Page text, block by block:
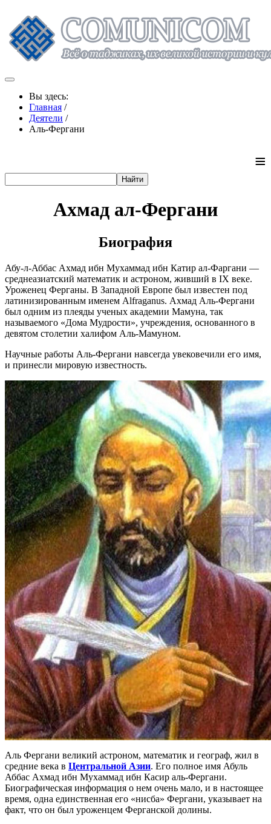
Вы здесь:
Главная /
Деятели /
Аль-Фергани
≡
Ахмад ал-Фергани
Биография
Абу-л-Аббас Ахмад ибн Мухаммад ибн Катир ал-Фаргани —
среднеазиатский математик и астроном, живший в IX веке.
Уроженец Ферганы. В Западной Европе был известен под
латинизированным именем Alfraganus. Ахмад Аль-Фергани
был одним из плеяды ученых академии Мамуна, так
называемого «Дома Мудрости», учреждения, основанного в
девятом столетии халифом Аль-Мамуном.
Научные работы Аль-Фергани навсегда увековечили его имя,
и принесли мировую известность.
Аль Фергани великий астроном, математик и географ, жил в
средние века в Центральной Азии. Его полное имя Абуль
Аббас Ахмад ибн Мухаммад ибн Касир аль-Фергани.
Биографическая информация о нем очень мало, и в настоящее
время, одна единственная его «нисба» Фергани, указывает на
факт, что он был уроженцем Ферганской долины.